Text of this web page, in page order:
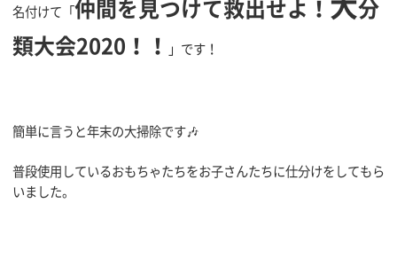
名付けて「仲間を見つけて救出せよ！
分
類大会2020！！ 」です！
簡単に言うと年末の大掃除です🎶
普段使用しているおもちゃたちをお子さんたちに仕分けをしてもら
いました。